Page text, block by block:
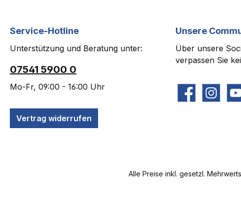
Service-Hotline
Unterstützung und Beratung unter:
07541 5900 0
Mo-Fr, 09:00 - 16:00 Uhr
Vertrag widerrufen
Unsere
Über unsere
verpassen Sie
FacebookInstagram
Alle Preise inkl. gesetzl.